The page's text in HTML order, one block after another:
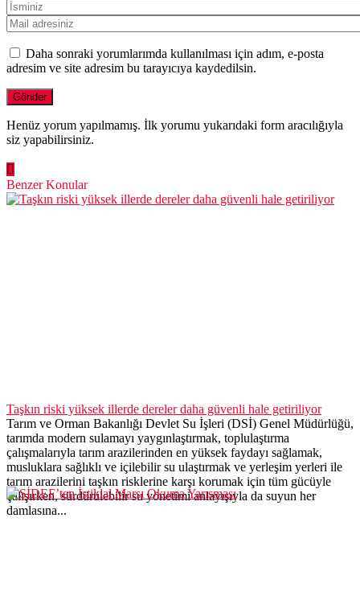
Daha sonraki yorumlarımda kullanılması için adım, e-posta
adresim ve site adresim bu tarayıcıya kaydedilsin.
Henüz yorum yapılmamış. İlk yorumu yukarıdaki form aracılığıyla
siz yapabilirsiniz.
Benzer Konular
Taşkın riski yüksek illerde dereler daha güvenli hale getiriliyor
Tarım ve Orman Bakanlığı Devlet Su İşleri (DSİ) Genel Müdürlüğü,
tarımda modern sulamayı yaygınlaştırmak, toplulaştırma
çalışmalarıyla tarım arazilerinden en yüksek faydayı sağlamak,
musluklara sağlıklı ve içilebilir su ulaştırmak ve yerleşim yerleri ile
tarım arazilerini taşkın risklerine karşı korumak için tüm gücüyle
çalışırken, sürdürülebilir su yönetimi anlayışıyla da suyun her
damlasına...